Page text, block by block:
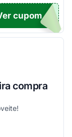
EIRA
cupom
compra